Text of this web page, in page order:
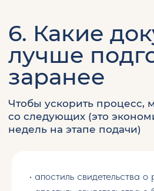
• апостиль свидетельства
Хотите разбор
вашего кейса?
Сделаем его на
консультации, где мы
нюансы и предлагаем
сценарии дальнейших